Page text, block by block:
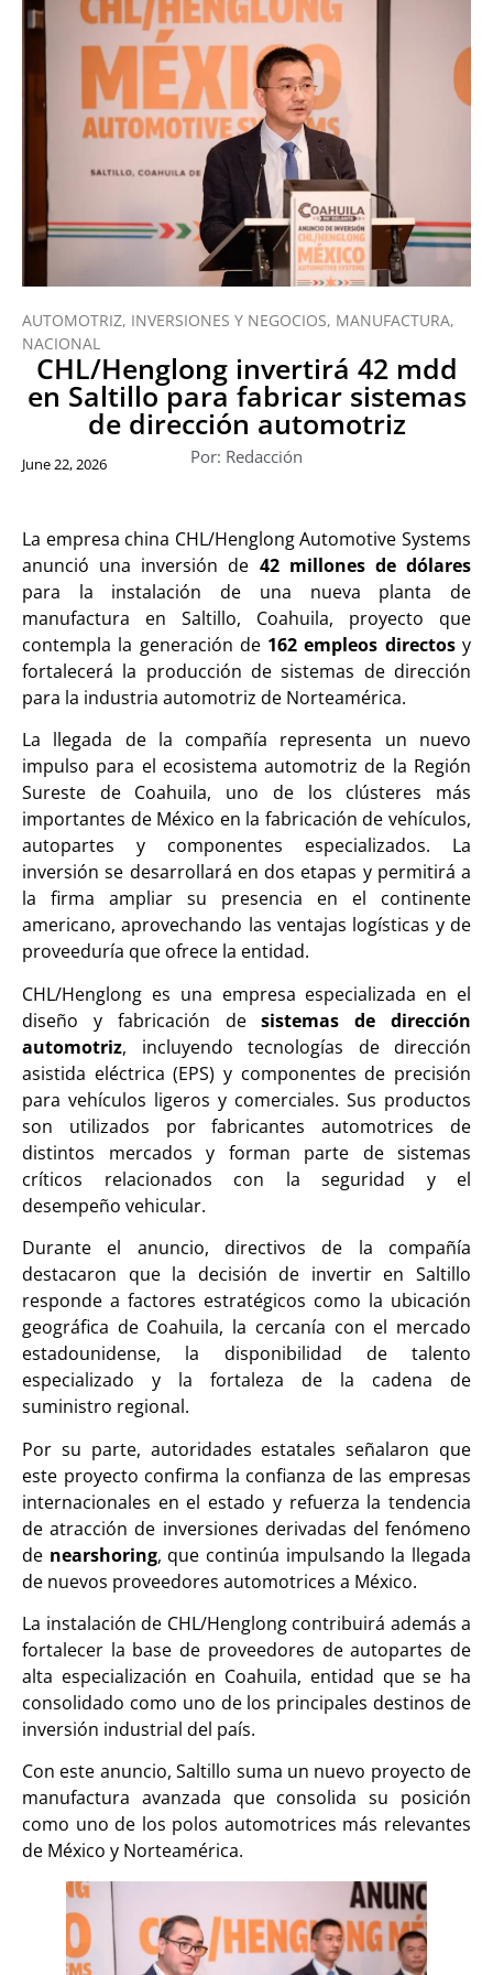
AUTOMOTRIZ, INVERSIONES Y NEGOCIOS, MANUFACTURA,
NACIONAL
CHL/Henglong invertirá 42 mdd
en Saltillo para fabricar sistemas
de dirección automotriz
Por: Redacción
June 22, 2026
La empresa china CHL/Henglong Automotive Systems
anunció una inversión de 42 millones de dólares
para la instalación de una nueva planta de
manufactura en Saltillo, Coahuila, proyecto que
contempla la generación de 162 empleos directosy
fortalecerá la producción de sistemas de dirección
para la industria automotriz de Norteamérica.
La llegada de la compañía representa un nuevo
impulso para el ecosistema automotriz de la Región
Sureste de Coahuila, uno de los clústeres más
importantes de México en la fabricación de vehículos,
autopartes y componentes especializados. La
inversión se desarrollará en dos etapas y permitirá a
la firma ampliar su presencia en el continente
americano, aprovechando las ventajas logísticas y de
proveeduría que ofrece la entidad.
CHL/Henglong es una empresa especializada en el
diseño y fabricación desistemas de dirección
automotriz, incluyendo tecnologías de dirección
asistida eléctrica (EPS) y componentes de precisión
para vehículos ligeros y comerciales. Sus productos
son utilizados por fabricantes automotrices de
distintos mercados y forman parte de sistemas
críticos relacionados con la seguridad y el
desempeño vehicular.
Durante el anuncio, directivos de la compañía
destacaron que la decisión de invertir en Saltillo
responde a factores estratégicos como la ubicación
geográfica de Coahuila, la cercanía con el mercado
estadounidense, la disponibilidad de talento
especializado y la fortaleza de la cadena de
suministro regional.
Por su parte, autoridades estatales señalaron que
este proyecto confirma la confianza de las empresas
internacionales en el estado y refuerza la tendencia
de atracción de inversiones derivadas del fenómeno
de nearshoring, que continúa impulsando la llegada
de nuevos proveedores automotrices a México.
La instalación de CHL/Henglong contribuirá además a
fortalecer la base de proveedores de autopartes de
alta especialización en Coahuila, entidad que se ha
consolidado como uno de los principales destinos de
inversión industrial del país.
Con este anuncio, Saltillo suma un nuevo proyecto de
manufactura avanzada que consolida su posición
como uno de los polos automotrices más relevantes
de México y Norteamérica.